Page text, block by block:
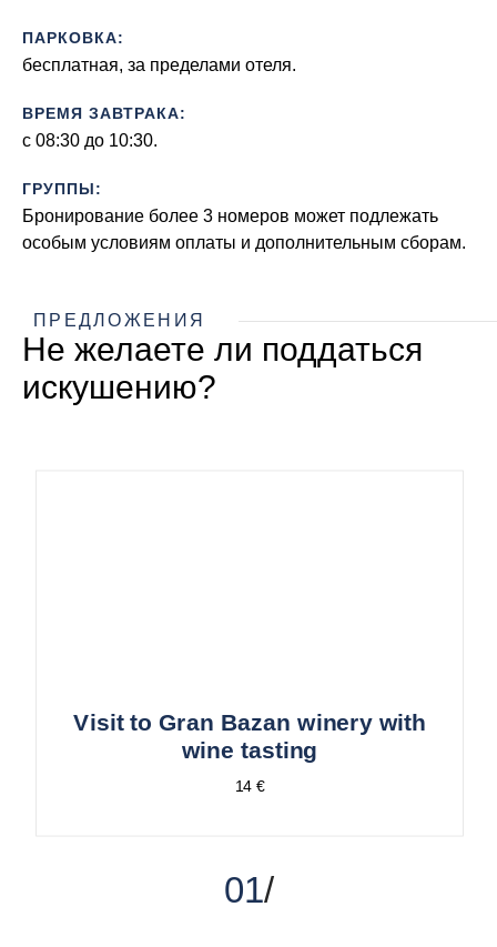
ПАРКОВКА:
бесплатная, за пределами отеля.
ВРЕМЯ ЗАВТРАКА:
с 08:30 до 10:30.
ГРУППЫ:
Бронирование более 3 номеров может подлежать
особым условиям оплаты и дополнительным сборам.
ПРЕДЛОЖЕНИЯ
Не желаете ли поддаться
искушению?
01
Visit to Gran Bazan winery with
wine tasting
14 €